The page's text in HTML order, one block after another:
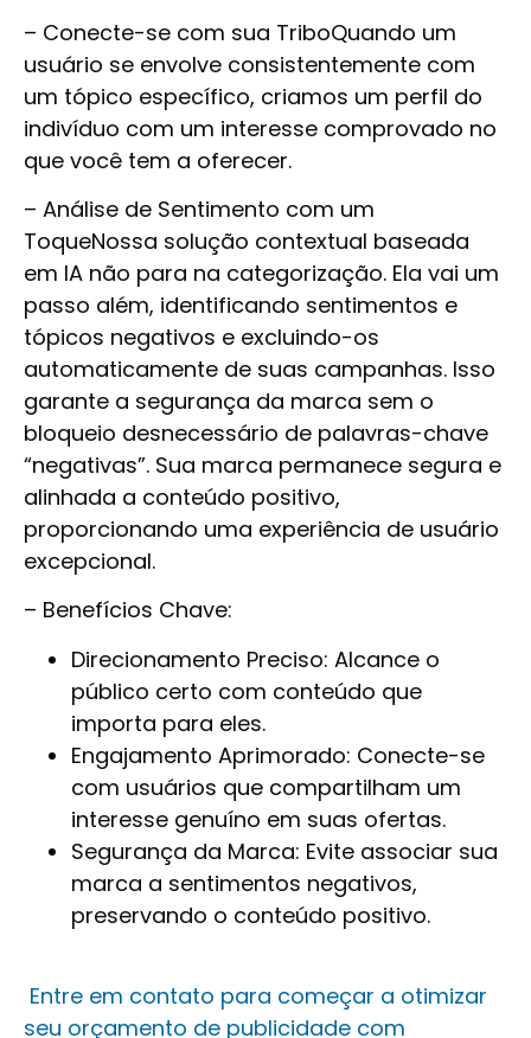
– Conecte-se com sua TriboQuando um
usuário se envolve consistentemente com
um tópico específico, criamos um perfil do
indivíduo com um interesse comprovado no
que você tem a oferecer.
– Análise de Sentimento com um
ToqueNossa solução contextual baseada
em IA não para na categorização. Ela vai um
passo além, identificando sentimentos e
tópicos negativos e excluindo-os
automaticamente de suas campanhas. Isso
garante a segurança da marca sem o
bloqueio desnecessário de palavras-chave
“negativas”. Sua marca permanece segura e
alinhada a conteúdo positivo,
proporcionando uma experiência de usuário
excepcional.
– Benefícios Chave:
Direcionamento Preciso: Alcance o
público certo com conteúdo que
importa para eles.
Engajamento Aprimorado: Conecte-se
com usuários que compartilham um
interesse genuíno em suas ofertas.
Segurança da Marca: Evite associar sua
marca a sentimentos negativos,
preservando o conteúdo positivo.
Entre em contato para começar a otimizar
seu orçamento de publicidade com